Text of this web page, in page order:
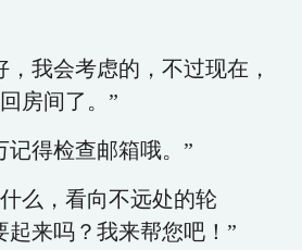
我会考虑的，不过现在，
房间了。”
记得检查邮箱哦。”
么，看向不远处的轮
起来吗？我来帮您吧！”